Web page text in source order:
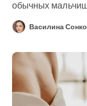
обычных
Василина